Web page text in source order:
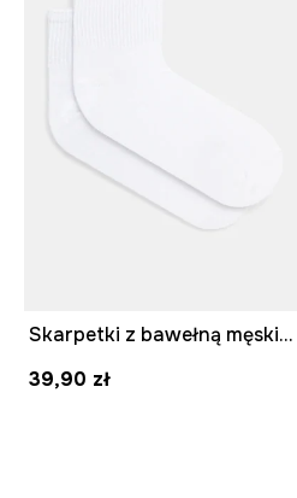
Skarpetki z bawełną męskie gładkie (2-pack) kolor biały
39,90 zł